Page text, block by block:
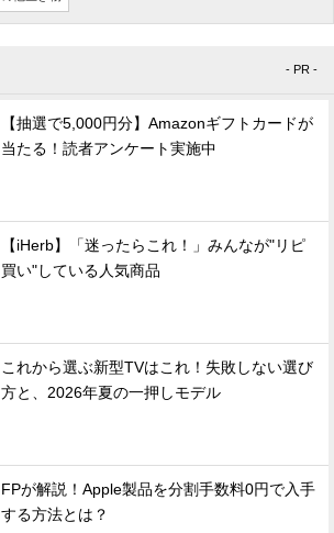
- PR -
【抽選で5,000円分】Amazonギフトカードが
当たる！読者アンケート実施中
【iHerb】「迷ったらこれ！」みんなが"リピ
買い"している人気商品
これから選ぶ新型TVはこれ！失敗しない選び
方と、2026年夏の一押しモデル
FPが解説！Apple製品を分割手数料0円で入手
する方法とは？